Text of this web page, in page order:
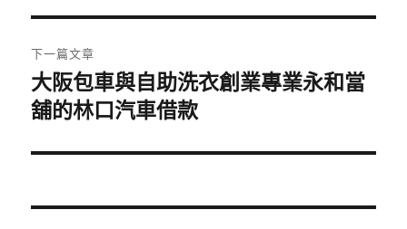
覽
文
章:
下一篇文章
下
一
文
大阪包車與自助洗衣創業專業永和當
舖的林口汽車借款